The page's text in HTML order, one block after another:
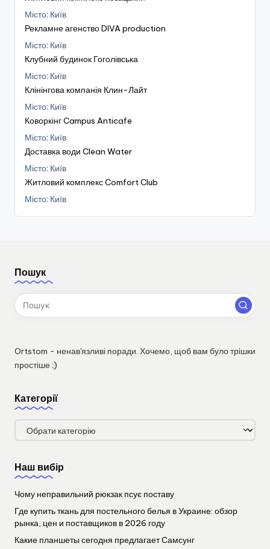
Місто: Київ
Рекламне агенство DIVA production
Місто: Київ
Клубний будинок Гоголівська
Місто: Київ
Клінінгова компанія Клин-Лайт
Місто: Київ
Коворкінг Campus Anticafe
Місто: Київ
Доставка води Clean Water
Місто: Київ
Житловий комплекс Comfort Club
Місто: Київ
Пошук
Ortstom - ненав'язливі поради. Хочемо, щоб вам було трішки
простіше ;)
Категорії
Категорії
Наш вибір
Чому неправильний рюкзак псує поставу
Где купить ткань для постельного белья в Украине: обзор
рынка, цен и поставщиков в 2026 году
Какие планшеты сегодня предлагает Самсунг